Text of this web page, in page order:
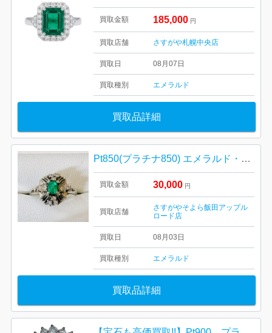
買取金額 185,000 円
買取店舗 さすがや札幌中央店
買取日 08月07日
買取種別 エメラルド
買取品詳細
Pt850(プラチナ850) エメラルド・ダイヤモンド リング
買取金額 30,000 円
買取店舗
さすがやそよら飯田アップル
ロード店
買取日 08月03日
買取種別 エメラルド
買取品詳細